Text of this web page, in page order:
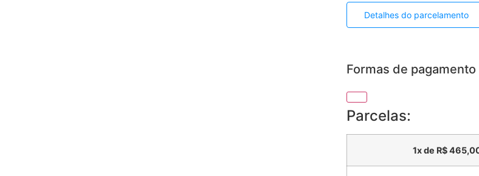
Detalhes do parcelamento
Formas de pagamento
Parcelas:
1x de R$